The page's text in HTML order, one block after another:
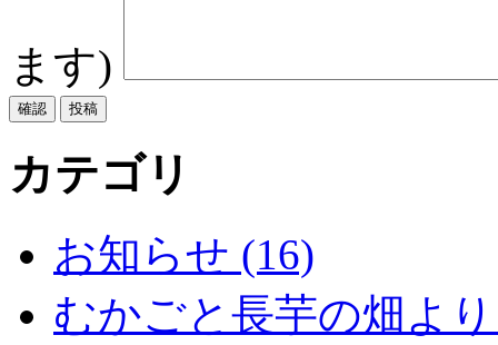
ます)
カテゴリ
お知らせ (16)
むかごと長芋の畑よ